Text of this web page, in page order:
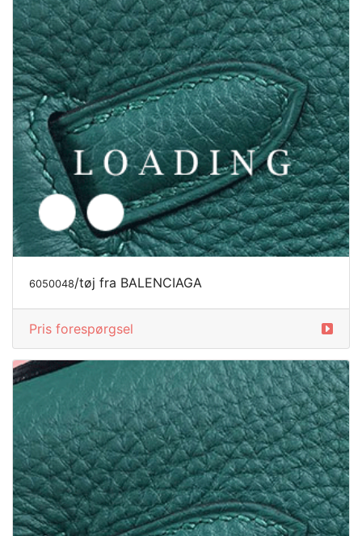
6050048/tøj fra BALENCIAGA
Pris forespørgsel